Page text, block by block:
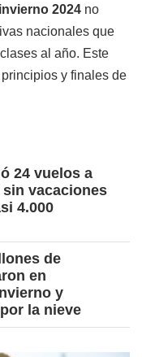
2024 no
nacionales que
al año. Este
y finales de
24 vuelos a
sin vacaciones
4.000
de
en
y
la nieve